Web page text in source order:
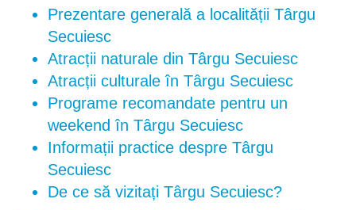
Prezentare generală a localității Târgu
Secuiesc
Atracții naturale din Târgu Secuiesc
Atracții culturale în Târgu Secuiesc
Programe recomandate pentru un
weekend în Târgu Secuiesc
Informații practice despre Târgu
Secuiesc
De ce să vizitați Târgu Secuiesc?